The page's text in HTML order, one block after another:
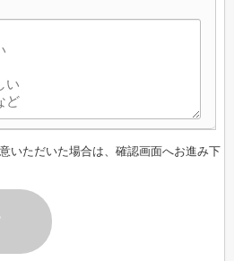
いただいた場合は、確認画面へお進み下